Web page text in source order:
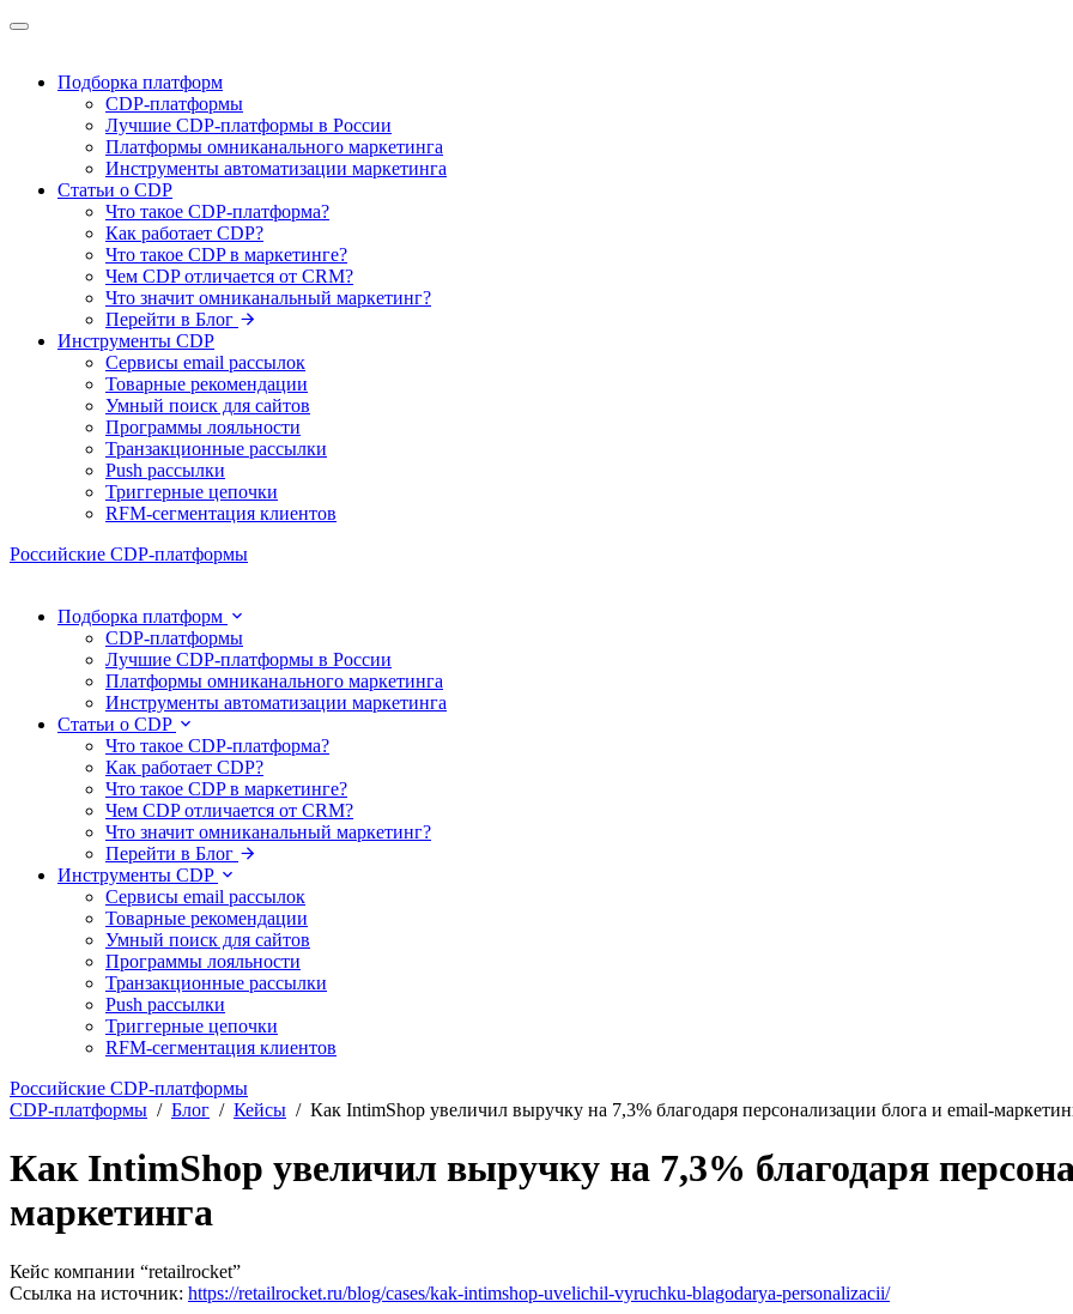
Подборка платформ
CDP-платформы
Лучшие CDP-платформы в России
Платформы омниканального маркетинга
Инструменты автоматизации маркетинга
Статьи о CDP
Что такое CDP-платформа?
Как работает CDP?
Что такое CDP в маркетинге?
Чем CDP отличается от CRM?
Что значит омниканальный маркетинг?
Перейти в Блог
Инструменты CDP
Сервисы email рассылок
Товарные рекомендации
Умный поиск для сайтов
Программы лояльности
Транзакционные рассылки
Push рассылки
Триггерные цепочки
RFM-сегментация клиентов
Российские CDP-платформы
Подборка платформ
CDP-платформы
Лучшие CDP-платформы в России
Платформы омниканального маркетинга
Инструменты автоматизации маркетинга
Статьи о CDP
Что такое CDP-платформа?
Как работает CDP?
Что такое CDP в маркетинге?
Чем CDP отличается от CRM?
Что значит омниканальный маркетинг?
Перейти в Блог
Инструменты CDP
Сервисы email рассылок
Товарные рекомендации
Умный поиск для сайтов
Программы лояльности
Транзакционные рассылки
Push рассылки
Триггерные цепочки
RFM-сегментация клиентов
Российские CDP-платформы
CDP-платформы / Блог / Кейсы / Как IntimShop увеличил выручку на 7,3% благодаря персонализации блога и email-
Как IntimShop увеличил выручку на 7,3% благодаря
маркетинга
Кейс компании “retailrocket”
Ссылка на источник: https://retailrocket.ru/blog/cases/kak-intimshop-uvelichil-vyruchku-blagodarya-personalizacii/